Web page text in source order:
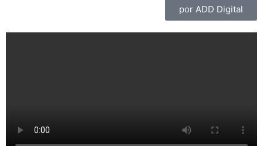
por ADD Digital